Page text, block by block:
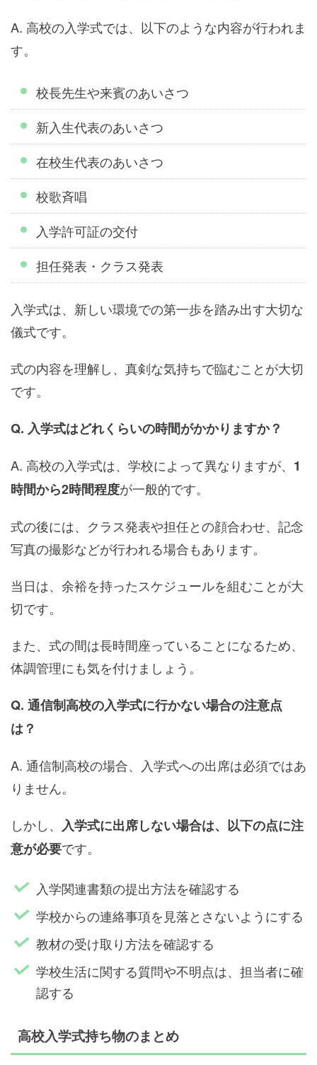
A. 高校の入学式では、以下のような内容が行われま
す。
校長先生や来賓のあいさつ
新入生代表のあいさつ
在校生代表のあいさつ
校歌斉唱
入学許可証の交付
担任発表・クラス発表
入学式は、新しい環境での第一歩を踏み出す大切な
儀式です。
式の内容を理解し、真剣な気持ちで臨むことが大切
です。
Q. 入学式はどれくらいの時間がかかりますか？
A. 高校の入学式は、学校によって異なりますが、 1
時間から2時間程度が一般的です。
式の後には、クラス発表や担任との顔合わせ、記念
写真の撮影などが行われる場合もあります。
当日は、余裕を持ったスケジュールを組むことが大
切です。
また、式の間は長時間座っていることになるため、
体調管理にも気を付けましょう。
Q. 通信制高校の入学式に行かない場合の注意点
は？
A. 通信制高校の場合、入学式への出席は必須ではあ
りません。
しかし、 入学式に出席しない場合は、以下の点に注
意が必要です。
入学関連書類の提出方法を確認する
学校からの連絡事項を見落とさないようにする
教材の受け取り方法を確認する
学校生活に関する質問や不明点は、担当者に確
認する
高校入学式持ち物のまとめ